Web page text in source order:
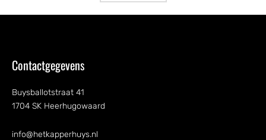
Contactgegevens
Buysballotstraat 41
1704 SK Heerhugowaard
info@hetkapperhuys.nl